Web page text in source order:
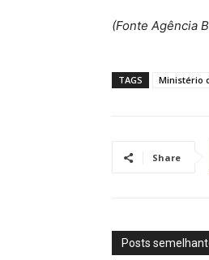
(Fonte Agência
TAGS Ministério
Share
Posts